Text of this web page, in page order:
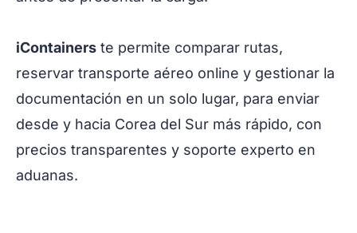
iContainers te permite comparar rutas,
reservar transporte aéreo online y gestionar la
documentación en un solo lugar, para enviar
desde y hacia Corea del Sur más rápido, con
precios transparentes y soporte experto en
aduanas.